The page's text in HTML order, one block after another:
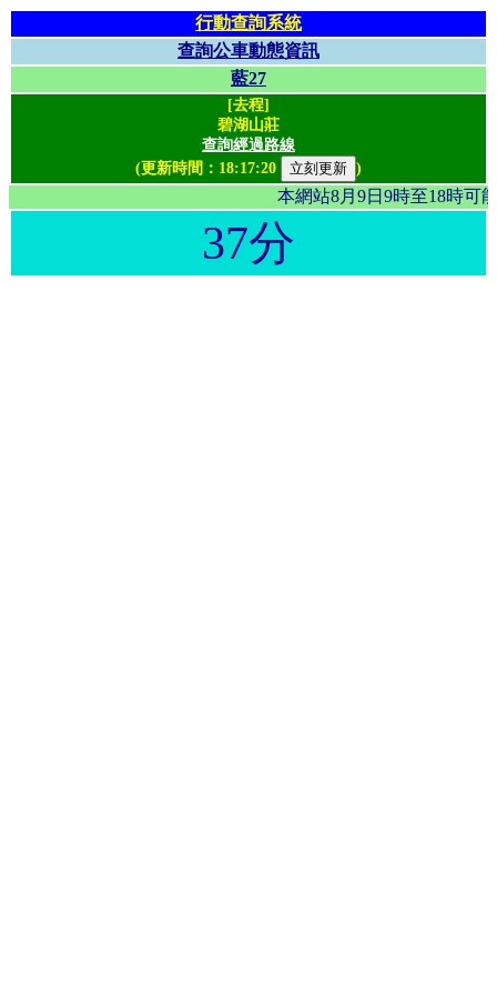
行動查詢系統
查詢公車動態資訊
藍27
[去程]
碧湖山莊
查詢經過路線
(更新時間： 18:17:20 )
本網站8月9日9時至18
37分